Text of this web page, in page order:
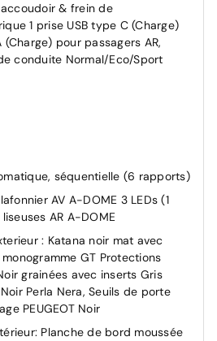
& frein de
1 prise USB type C (Charge)
(Charge) pour passagers AR,
conduite Normal/Eco/Sport
aide au démarrage en pente
indirecte
Tether aux places latérales AR
et séquentiels avec
automatique des feux de
AV à déclenchement
extérieur d'accueil et
recul HD & aide au
séquentielle (6 rapports)
AV A-DOME 3 LEDs (1
AR A-DOME
: Katana noir mat avec
GT Protections
grainées avec inserts Gris
Perla Nera, Seuils de porte
PEUGEOT Noir
Planche de bord moussée